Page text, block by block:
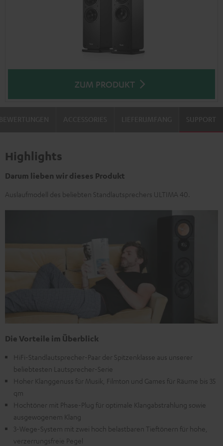
ZUM PRODUKT
SUPPORT
Highlights
Darum lieben wir dieses Produkt
Auslaufmodell des beliebten Standlautsprechers ULTIMA 40.
Die Vorteile im Überblick
HiFi-Standlautsprecher-Paar der Spitzenklasse aus unserer
beliebtesten Lautsprecher-Serie
Hoher Klanggenuss für Musik, Filmton und Games für Räume bis 35
qm
Hochtöner mit Phase-Plug für optimale Klangabstrahlung sowie
ausgewogenem Klang
3-Wege-System mit zwei hoch belastbaren Tieftönern für hohe,
verzerrungsfreie Pegel